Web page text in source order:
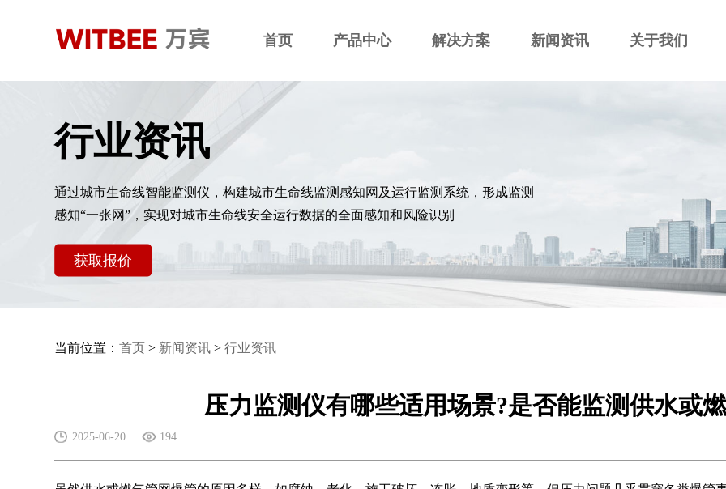
首页 产品中心 解决方案 新闻资讯 关于我们
行业资讯
通过城市生命线智能监测仪，构建城市生命线监测感知网及运行监测系统，形成监测
感知“一张网”，实现对城市生命线安全运行数据的全面感知和风险识别
获取报价
当前位置：首页 > 新闻资讯 >行业资讯
压力监测仪有哪些适用场景?是否能监测供水或
2025-06-20 194